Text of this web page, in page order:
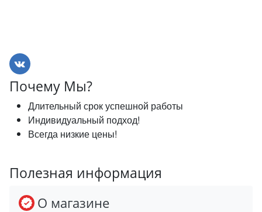
Почему Мы?
Длительный срок успешной работы
Индивидуальный подход!
Всегда низкие цены!
Полезная информация
О магазине